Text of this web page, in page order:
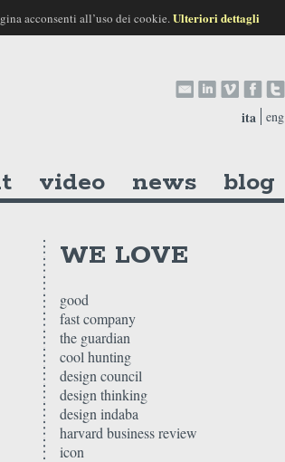
acconsenti all’uso dei cookie.Ulteriori dettagli
eng
ita
blog
news
video
WE LOVE
good
fast company
the guardian
cool hunting
design council
design thinking
design indaba
harvard business review
icon